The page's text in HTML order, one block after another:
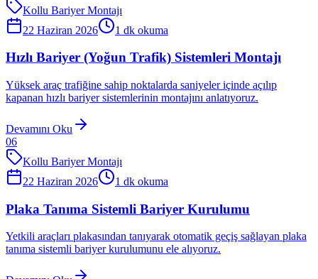
Kollu Bariyer Montajı
22 Haziran 2026
1 dk okuma
Hızlı Bariyer (Yoğun Trafik) Sistemleri Montajı
Yüksek araç trafiğine sahip noktalarda saniyeler içinde açılıp
kapanan hızlı bariyer sistemlerinin montajını anlatıyoruz.
Devamını Oku
06
Kollu Bariyer Montajı
22 Haziran 2026
1 dk okuma
Plaka Tanıma Sistemli Bariyer Kurulumu
Yetkili araçları plakasından tanıyarak otomatik geçiş sağlayan plaka
tanıma sistemli bariyer kurulumunu ele alıyoruz.